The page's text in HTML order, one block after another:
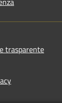
trasparente